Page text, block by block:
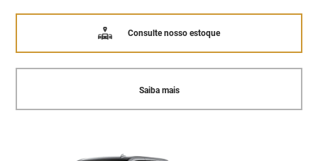
Consulte nosso estoque
Saiba mais